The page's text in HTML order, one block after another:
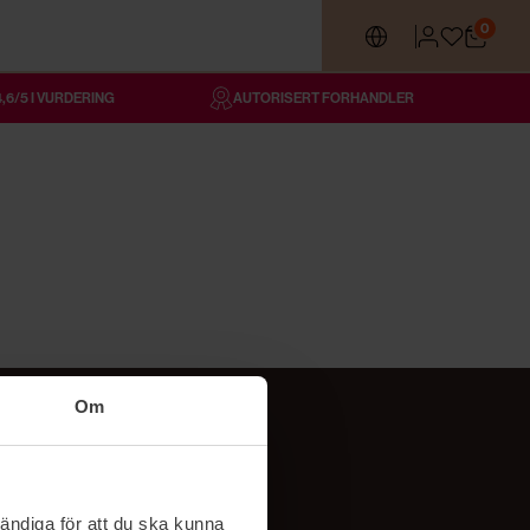
Om
för att du ska kunna
0
5 I VURDERING AUTORISERT FORHANDLER
Følg oss